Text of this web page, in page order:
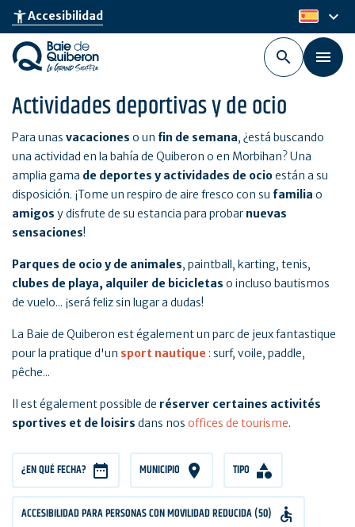
Skip
main
content
accessibility_newAccesibilidad es
keyboard_arrow_down
Actividades deportivas y de ocio
Para unas vacaciones o un fin de semana, ¿está buscando
una actividad en la bahía de Quiberon o en Morbihan? Una
amplia gama de deportes y actividades de ocioestán a su
disposición. ¡Tome un respiro de aire fresco con su familia o
amigos y disfrute de su estancia para probar nuevas
sensaciones!
Parques de ocio y de animales, paintball, karting, tenis,
clubes de playa, alquiler de bicicletas o incluso bautismos
de vuelo... ¡será feliz sin lugar a dudas!
La Baie de Quiberon est également un parc de jeux fantastique
pour la pratique d'un sport nautique : surf, voile, paddle,
pêche...
Il est également possible de réserver certaines activités
sportives et de loisirs dans nos offices de tourisme.
¿EN QUÉ FECHA? MUNICIPIO TIPO
ACCESIBILIDAD PARA PERSONAS CON MOVILIDAD REDUCIDA (50)